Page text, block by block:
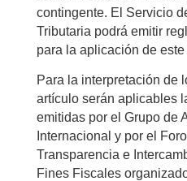
contingente. El Servicio
Tributaria podrá emitir
para la aplicación de este
Para la interpretación de
artículo serán aplicables
emitidas por el Grupo de
Internacional y por el
Transparencia e
Fines Fiscales